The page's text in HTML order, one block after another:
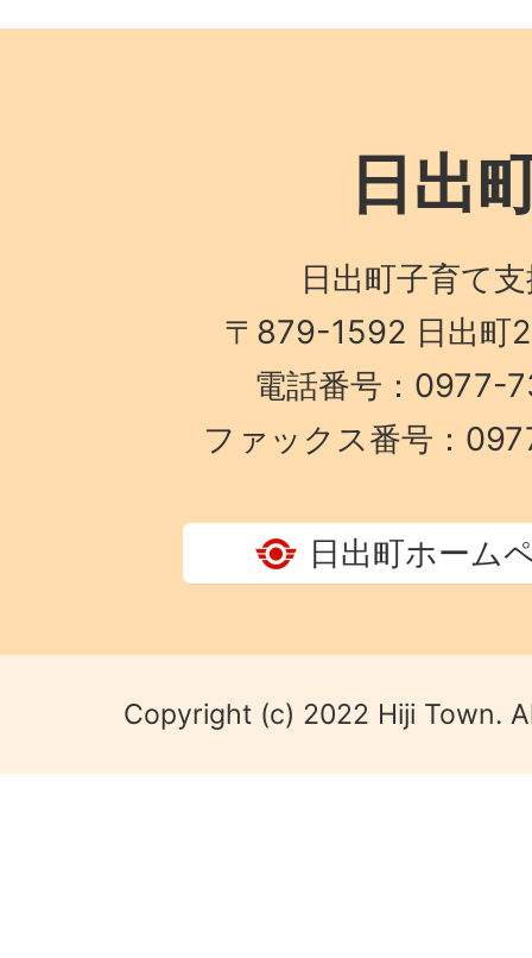
日出
日出町子育て
〒879-1592 日出町
電話番号：0977-
ファックス番号：
日出町ホーム
Copyright (c) 2022 Hiji Town.